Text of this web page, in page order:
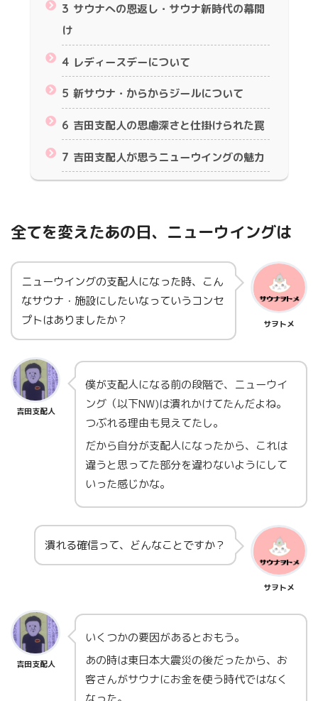
3 サウナへの恩返し・サウナ新時代の幕開
け
4 レディースデーについて
5 新サウナ・からからジールについて
6 吉田支配人の思慮深さと仕掛けられた罠
7 吉田支配人が思うニューウイングの魅力
全てを変えたあの日、ニューウイングは
ニューウイングの支配人になった時、こん
なサウナ・施設にしたいなっていうコンセ
プトはありましたか？
サヲトメ
吉田支配人
僕が支配人になる前の段階で、ニューウイ
ング（以下NW)は潰れかけてたんだよね。
つぶれる理由も見えてたし。
だから自分が支配人になったから、これは
違うと思ってた部分を違わないようにして
いった感じかな。
潰れる確信って、どんなことですか？
サヲトメ
吉田支配人
いくつかの要因があるとおもう。
あの時は東日本大震災の後だったから、お
客さんがサウナにお金を使う時代ではなく